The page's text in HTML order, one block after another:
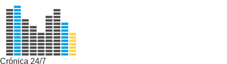
Crónica 24/7